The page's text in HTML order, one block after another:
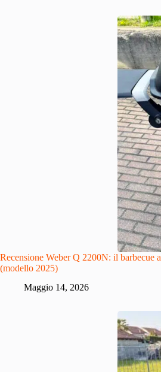
Recensione Weber Q 2200N: il barbecue
(modello 2025)
Maggio 14, 2026